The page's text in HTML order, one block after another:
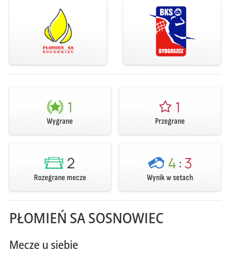
1
Wygrane
1
Przegrane
2
Rozegrane mecze
4 :3
Wynik w setach
PŁOMIEŃ SA SOSNOWIEC
Mecze u siebie